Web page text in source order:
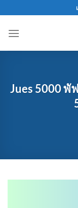
to
content
Jues 5000